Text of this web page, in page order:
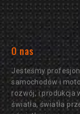
O nas
Jesteśmy
samochodów i
rozwój, i produkcja
światła, światła